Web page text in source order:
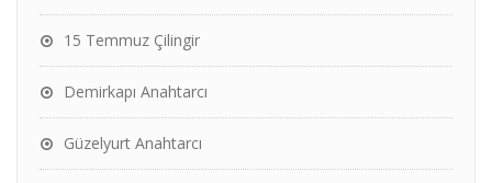
15 Temmuz Çilingir
Demirkapı Anahtarcı
Güzelyurt Anahtarcı